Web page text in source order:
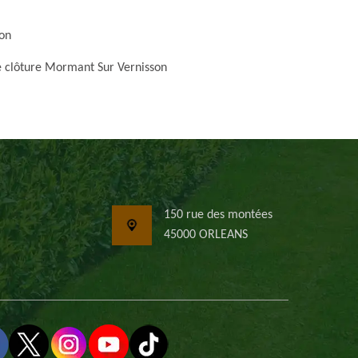
clôture Mormant Sur Vernisson
150 rue des montées
45000 ORLEANS